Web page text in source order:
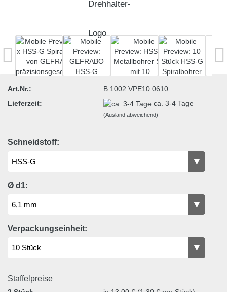
Art.Nr.:
B.1002.VPE10.0610
Lieferzeit:
ca. 3-4 Tage
(Ausland abweichend)
Schneidstoff:
Ø d1:
Verpackungseinheit:
Staffelpreise